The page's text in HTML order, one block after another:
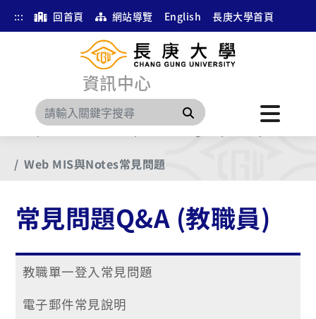
::: 回首頁 網站導覽 English 長庚大學首頁
資訊中心
搜尋
第二階以後文件
常見問題Q&A (教職員)
Web MIS與Notes常見問題
常見問題Q&A (教職員)
教職單一登入常見問題
電子郵件常見說明